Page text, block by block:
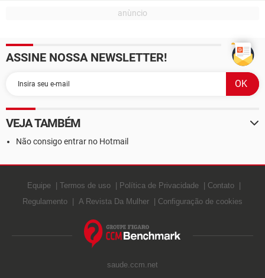
ASSINE NOSSA NEWSLETTER!
VEJA TAMBÉM
Não consigo entrar no Hotmail
Equipe Termos de uso Política de Privacidade
Contato
Regulamento
A Revista Da Mulher Configuração de cookies
saude.ccm.net